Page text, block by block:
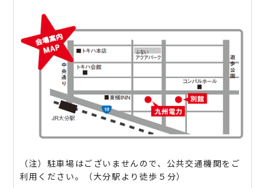
（注）駐車場はございませんので、公共交通機関をご
利用ください。（大分駅より徒歩５分）